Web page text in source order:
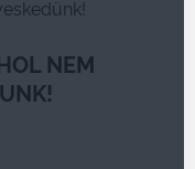
NEM